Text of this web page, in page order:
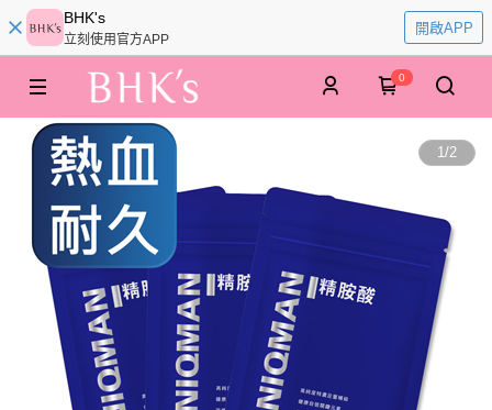
BHK's
立刻使用官方APP
開啟APP
0
1/2